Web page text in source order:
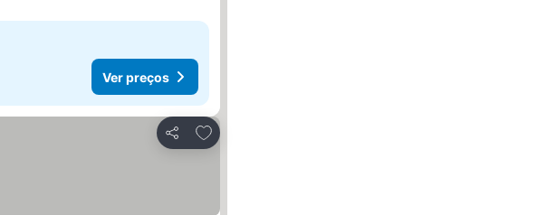
Ver preços
Partilhar
Adicionar aos favoritos